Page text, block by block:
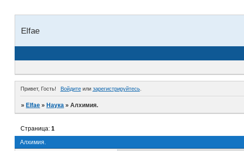
Elfae
Привет, Гость! Войдитеили зарегистрируйтесь.
»Elfae »Наука »Алхимия.
Алхимия.
Страница:1